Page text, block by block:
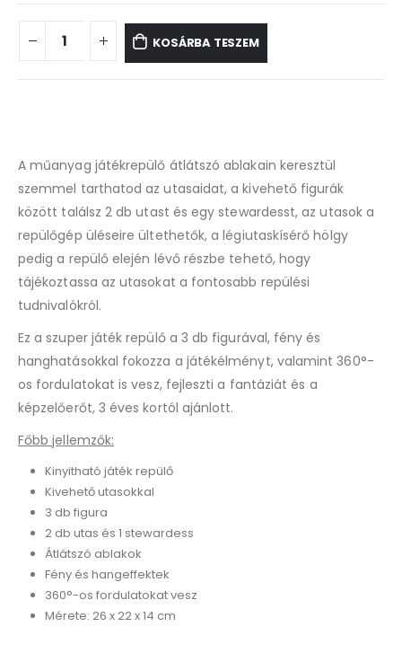
KOSÁRBA TESZEM
A műanyag játékrepülő átlátszó ablakain keresztül
szemmel tarthatod az utasaidat, a kivehető figurák
között találsz 2 db utast és egy stewardesst, az utasok a
repülőgép üléseire ültethetők, a légiutaskísérő hölgy
pedig a repülő elején lévő részbe tehető, hogy
tájékoztassa az utasokat a fontosabb repülési
tudnivalókról.
Ez a szuper játék repülő a 3 db figurával, fény és
hanghatásokkal fokozza a játékélményt, valamint 360°-
os fordulatokat is vesz, fejleszti a fantáziát és a
képzelőerőt, 3 éves kortól ajánlott.
Főbb jellemzők:
Kinyitható játék repülő
Kivehető utasokkal
3 db figura
2 db utas és 1 stewardess
Átlátszó ablakok
Fény és hangeffektek
360°-os fordulatokat vesz
Mérete: 26 x 22 x 14 cm